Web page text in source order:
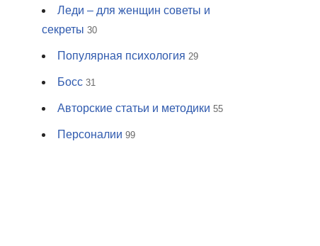
Леди – для женщин советы и
секреты 30
Популярная психология 29
Босс 31
Авторские статьи и методики 55
Персоналии 99